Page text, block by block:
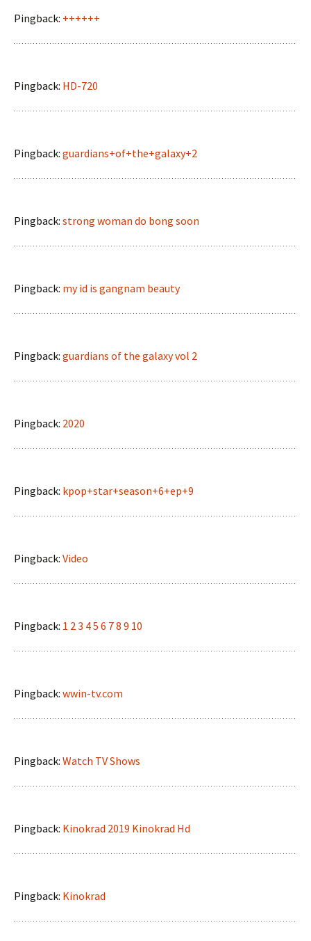
Pingback: ++++++
Pingback: HD-720
Pingback: guardians+of+the+galaxy+2
Pingback: strong woman do bong soon
Pingback: my id is gangnam beauty
Pingback: guardians of the galaxy vol 2
Pingback: 2020
Pingback: kpop+star+season+6+ep+9
Pingback: Video
Pingback: 1 2 3 4 5 6 7 8 9 10
Pingback: wwin-tv.com
Pingback: Watch TV Shows
Pingback: Kinokrad 2019 Kinokrad Hd
Pingback: Kinokrad